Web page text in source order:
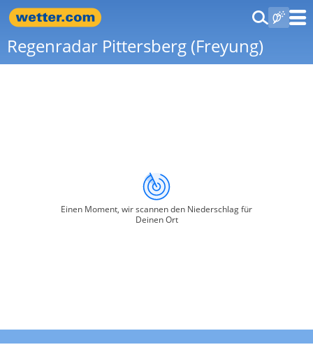
Regenradar Pittersberg (Freyung)
Einen Moment, wir scannen den Niederschlag für
Deinen Ort